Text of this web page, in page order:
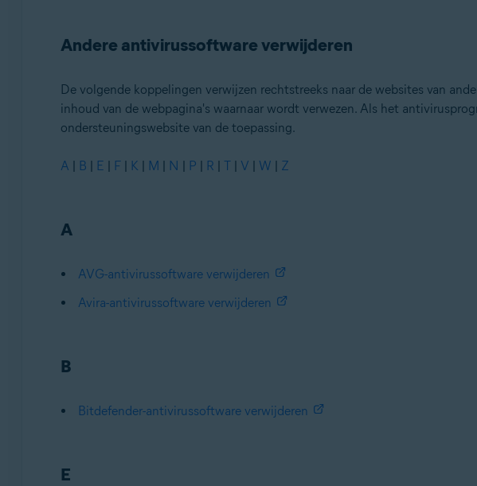
Andere antivirussoftware verwijderen
De volgende koppelingen verwijzen rechtstreeks naar de websites van
inhoud van de webpagina's waarnaar wordt verwezen. Als het
ondersteuningswebsite van de toepassing.
A | B | E | F | K | M | N | P | R | T | V | W | Z
A
AVG-antivirussoftware verwijderen
Avira-antivirussoftware verwijderen
B
Bitdefender-antivirussoftware verwijderen
E